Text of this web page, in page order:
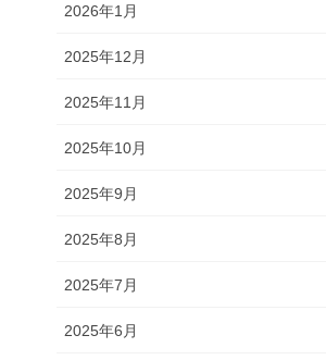
2026年1月
2025年12月
2025年11月
2025年10月
2025年9月
2025年8月
2025年7月
2025年6月